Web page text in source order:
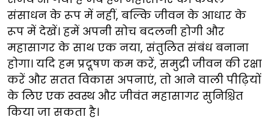
संसाधन के रूप में नहीं, बल्कि जीवन के आधार के
रूप में देखें। हमें अपनी सोच बदलनी होगी और
महासागर के साथ एक नया, संतुलित संबंध बनाना
होगा। यदि हम प्रदूषण कम करें, समुद्री जीवन की रक्षा
करें और सतत विकास अपनाएं, तो आने वाली पीढ़ियों
के लिए एक स्वस्थ और जीवंत महासागर सुनिश्चित
किया जा सकता है।